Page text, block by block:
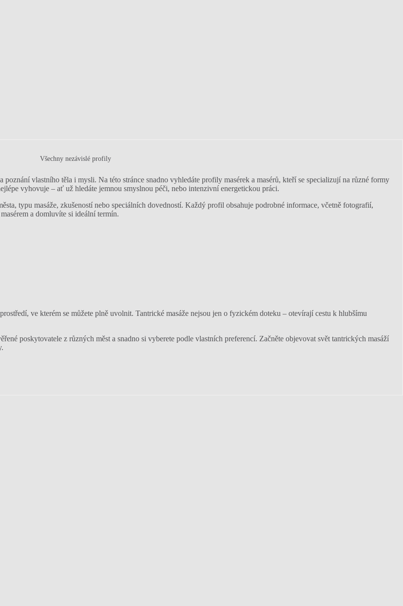
Všechny nezávislé profily
vlastního těla i mysli. Na této stránce snadno vyhledáte profily masérek a masérů, kteří se specializují na různé formy
vyhovuje – ať už hledáte jemnou smyslnou péči, nebo intenzivní energetickou práci.
typu masáže, zkušeností nebo speciálních dovedností. Každý profil obsahuje podrobné informace, včetně fotografií,
a domluvíte si ideální termín.
ve kterém se můžete plně uvolnit. Tantrické masáže nejsou jen o fyzickém doteku – otevírají cestu k hlubšímu
poskytovatele z různých měst a snadno si vyberete podle vlastních preferencí. Začněte objevovat svět tantrických masáží